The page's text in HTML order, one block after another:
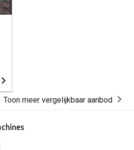
Toon meer vergelijkbaar aanbod